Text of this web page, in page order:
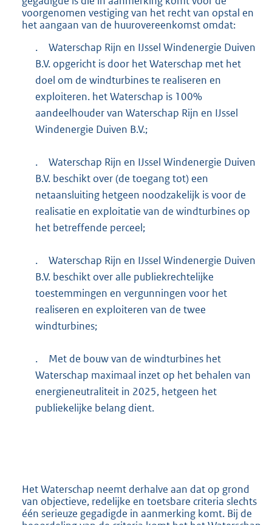
voorgenomen vestiging van het recht van opstal en
het aangaan van de huurovereenkomst omdat:
.
Waterschap Rijn en IJssel Windenergie Duiven
B.V. opgericht is door het Waterschap met het
doel om de windturbines te realiseren en
exploiteren. het Waterschap is 100%
aandeelhouder van Waterschap Rijn en IJssel
Windenergie Duiven B.V.;
.
Waterschap Rijn en IJssel Windenergie Duiven
B.V. beschikt over (de toegang tot) een
netaansluiting hetgeen noodzakelijk is voor de
realisatie en exploitatie van de windturbines op
het betreffende perceel;
.
Waterschap Rijn en IJssel Windenergie Duiven
B.V. beschikt over alle publiekrechtelijke
toestemmingen en vergunningen voor het
realiseren en exploiteren van de twee
windturbines;
.
Met de bouw van de windturbines het
Waterschap maximaal inzet op het behalen van
energieneutraliteit in 2025, hetgeen het
publiekelijke belang dient.
Het Waterschap neemt derhalve aan dat op grond
van objectieve, redelijke en toetsbare criteria slechts
één serieuze gegadigde in aanmerking komt. Bij de